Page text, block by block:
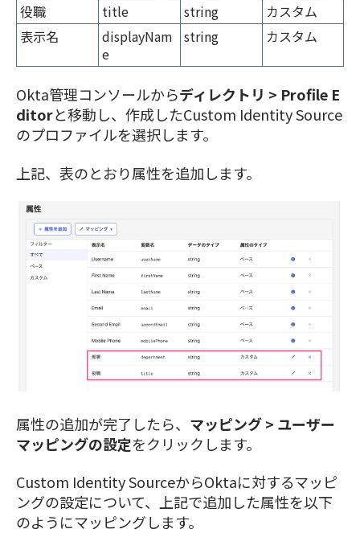
役職
title string
カスタム
表示名
displayNam
e
string カスタム
Okta管理コンソールからディレクトリ > Profile E
ditorと移動し、作成したCustom Identity Source
のプロファイルを選択します。
上記、表のとおり属性を追加します。
属性の追加が完了したら、 マッピング > ユーザー
マッピングの設定をクリックします。
Custom Identity SourceからOktaに対するマッピ
ングの設定について、上記で追加した属性を以下
のようにマッピングします。